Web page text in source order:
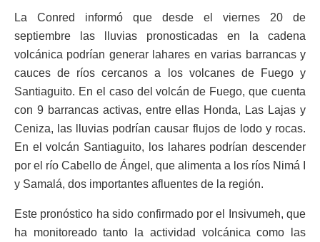
La Conred informó que desde el viernes 20 de
septiembre las lluvias pronosticadas en la cadena
volcánica podrían generar lahares en varias barrancas y
cauces de ríos cercanos a los volcanes de Fuego y
Santiaguito. En el caso del volcán de Fuego, que cuenta
con 9 barrancas activas, entre ellas Honda, Las Lajas y
Ceniza, las lluvias podrían causar flujos de lodo y rocas.
En el volcán Santiaguito, los lahares podrían descender
por el río Cabello de Ángel, que alimenta a los ríos Nimá I
y Samalá, dos importantes afluentes de la región.
Este pronóstico ha sido confirmado por el Insivumeh, que
ha monitoreado tanto la actividad volcánica como las